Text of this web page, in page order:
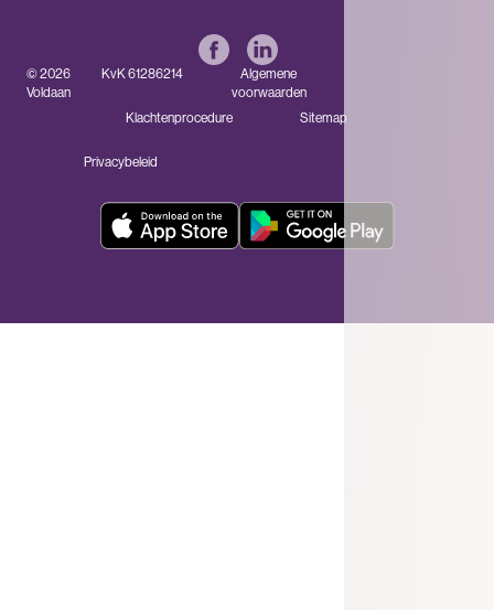
© 2026
Voldaan
KvK 61286214
Algemene
voorwaarden
Privacybeleid
Klachtenprocedure Sitemap